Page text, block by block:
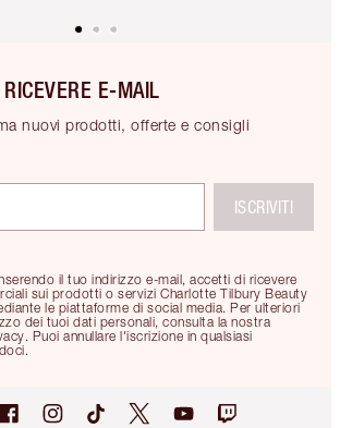
E-MAIL
nuovi prodotti, offerte e consigli
il tuo indirizzo e-mail, accetti di ricevere
sui prodotti o servizi Charlotte Tilbury Beauty
le piattaforme di social media. Per ulteriori
dei tuoi dati personali, consulta la nostra
Puoi annullare l'iscrizione in qualsiasi
ISCRIVITI